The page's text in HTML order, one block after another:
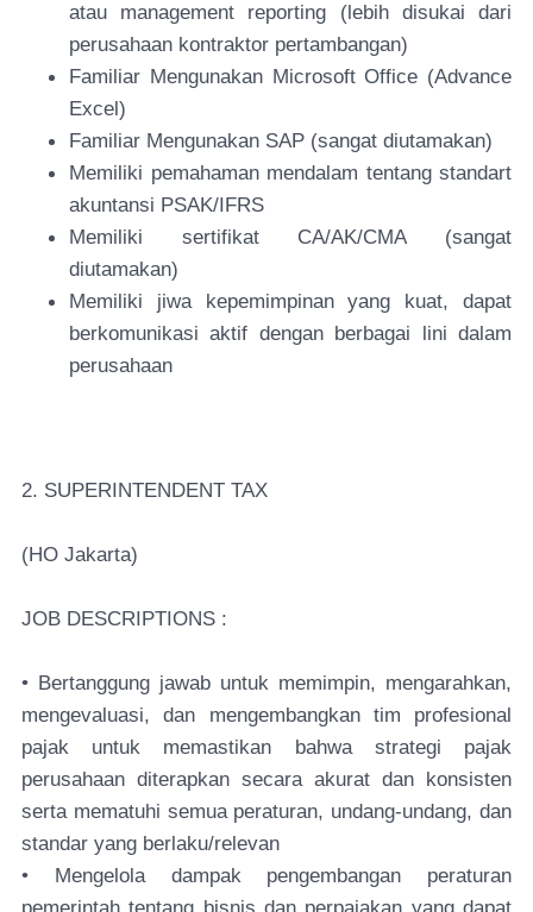
atau management reporting (lebih disukai dari
perusahaan kontraktor pertambangan)
Familiar Mengunakan Microsoft Office (Advance
Excel)
Familiar Mengunakan SAP (sangat diutamakan)
Memiliki pemahaman mendalam tentang standart
akuntansi PSAK/IFRS
Memiliki sertifikat CA/AK/CMA (sangat
diutamakan)
Memiliki jiwa kepemimpinan yang kuat, dapat
berkomunikasi aktif dengan berbagai lini dalam
perusahaan
2. SUPERINTENDENT TAX
(HO Jakarta)
JOB DESCRIPTIONS :
• Bertanggung jawab untuk memimpin, mengarahkan,
mengevaluasi, dan mengembangkan tim profesional
pajak untuk memastikan bahwa strategi pajak
perusahaan diterapkan secara akurat dan konsisten
serta mematuhi semua peraturan, undang-undang, dan
standar yang berlaku/relevan
• Mengelola dampak pengembangan peraturan